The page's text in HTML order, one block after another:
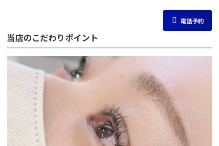
電話予約
当店のこだわりポイント